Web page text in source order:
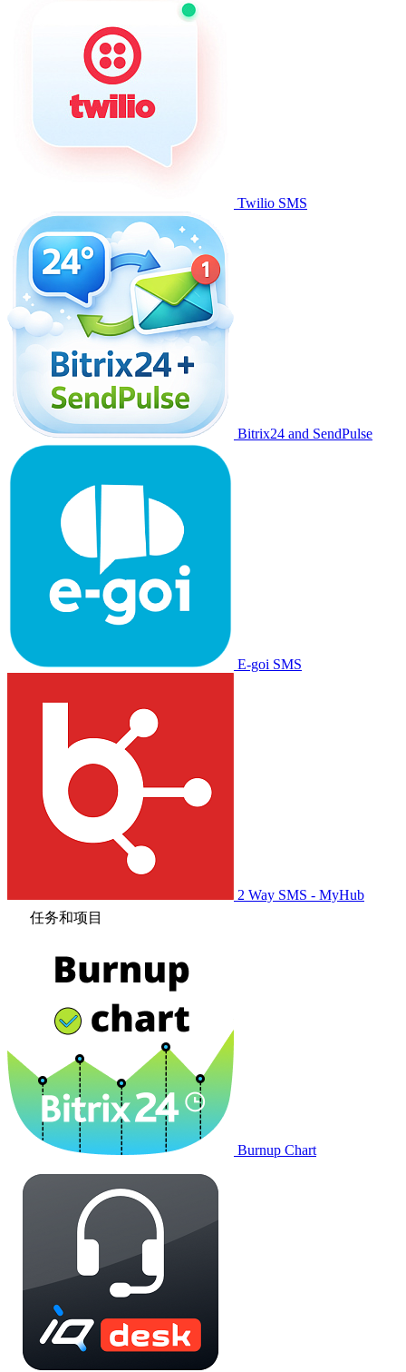
Twilio SMS
Bitrix24 and SendPulse
E-goi SMS
2 Way SMS - MyHub
任务和项目
Burnup Chart